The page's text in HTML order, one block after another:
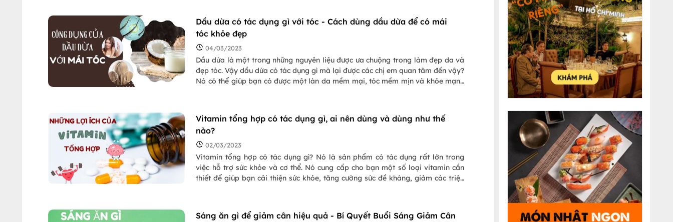
Dầu dừa có tác dụng gì với tóc - Cách dùng dầu dừa để có mái
tóc khỏe đẹp
04/03/2023
Dầu dừa là một trong những nguyên liệu được ưa chuộng trong làm đẹp da và
đẹp tóc. Vậy dầu dừa có tác dụng gì mà lại được các chị em quan tâm đến vậy?
Nó có thể giúp bạn có được một làn da mềm mại, tóc mềm mịn và khỏe mạnh
Vitamin tổng hợp có tác dụng gì, ai nên dùng và dùng như thế
nào?
02/03/2023
Vitamin tổng hợp có tác dụng gì? Nó là sản phẩm có tác dụng rất lớn trong
việc hỗ trợ sức khỏe và cơ thể. Nó cung cấp cho bạn một số loại vitamin cần
thiết để giúp bạn cải thiện sức khỏe, tăng cường sức đề kháng, giảm các triệu
Sáng ăn gì để giảm cân hiệu quả - Bí Quyết Buổi Sáng Giảm Cân